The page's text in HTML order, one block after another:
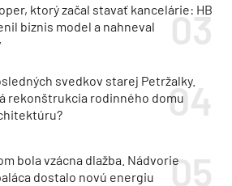
ktorý začal stavať kancelárie: HB
biznis model a nahneval
svedkov starej Petržalky.
rekonštrukcia rodinného domu
bola vzácna dlažba. Nádvorie
dostalo novú energiu